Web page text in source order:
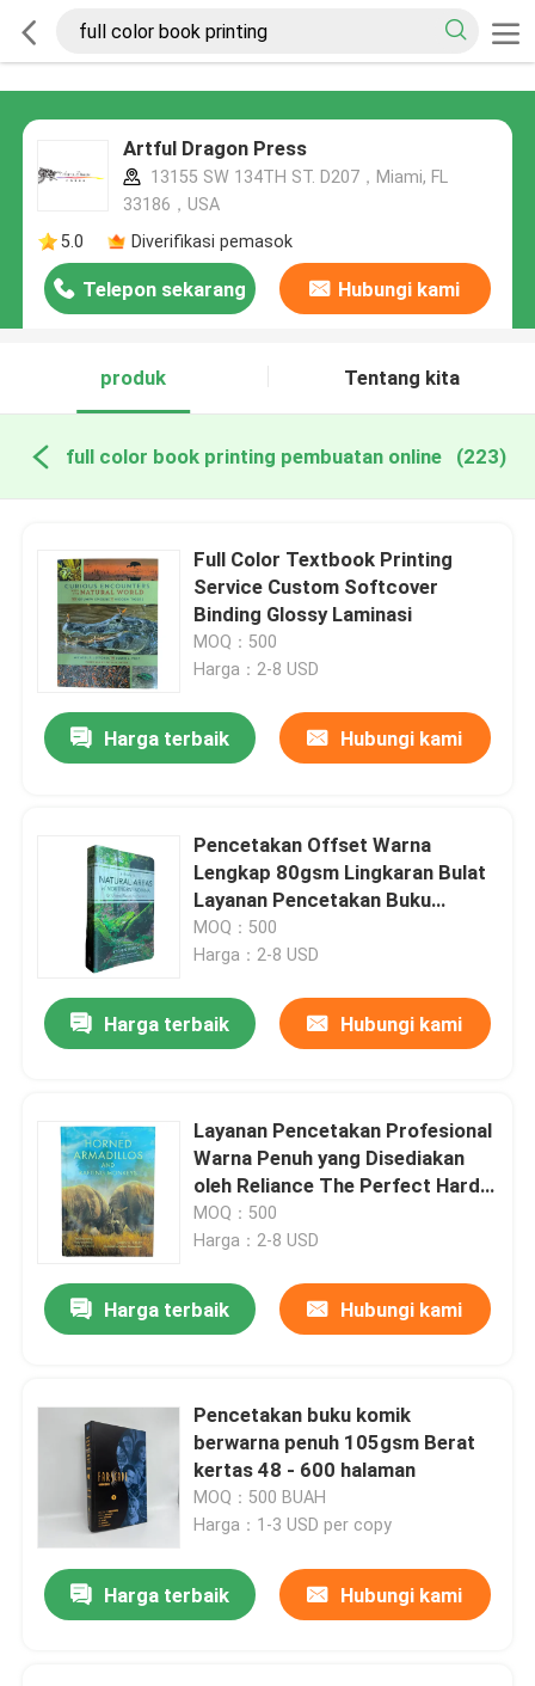
Artful Dragon Press
13155 SW 134TH ST. D207，Miami, FL
33186，USA
5.0
Diverifikasi pemasok
Telepon sekarang Hubungi kami
produk Tentang kita
full color book printing pembuatan online (223)
Full Color Textbook Printing
Service Custom Softcover
Binding Glossy Laminasi
MOQ：500
Harga：2-8 USD
Harga terbaik Hubungi kami
Pencetakan Offset Warna
Lengkap 80gsm Lingkaran Bulat
Layanan Pencetakan Buku
Panduan Wilayah Alam Indiana
Utara
MOQ：500
Harga：2-8 USD
Harga terbaik Hubungi kami
Layanan Pencetakan Profesional
Warna Penuh yang Disediakan
oleh Reliance The Perfect Hard
Cover Textbook Maker
MOQ：500
Harga：2-8 USD
Harga terbaik Hubungi kami
Pencetakan buku komik
berwarna penuh 105gsm Berat
kertas 48 - 600 halaman
MOQ：500 BUAH
Harga：1-3 USD per copy
Harga terbaik Hubungi kami